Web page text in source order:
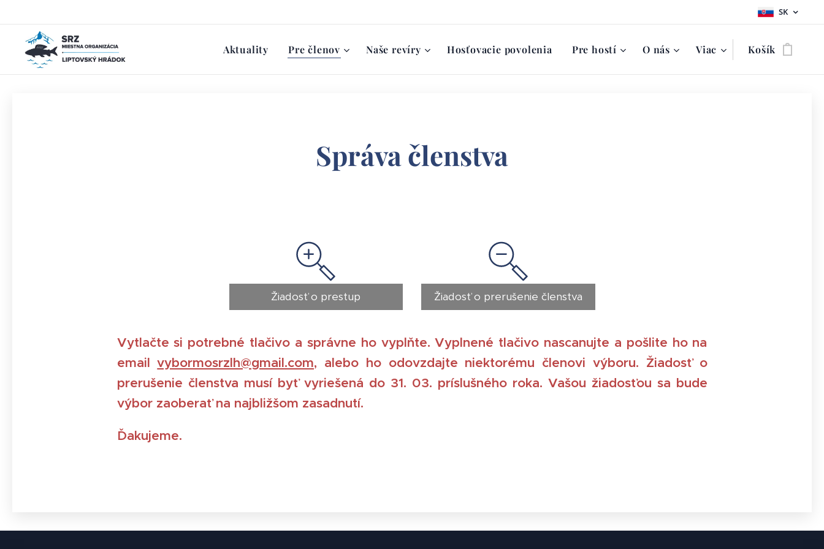
SK
Aktuality Pre členov Naše revíry Hosťovacie povolenia Pre hostí O nás Viac Košík
Správa členstva
Žiadosť o prestup Žiadosť o prerušenie členstva
Vytlačte si potrebné tlačivo a správne ho vyplňte. Vyplnené tlačivo nascanujte a pošlite ho na
emailvybormosrzlh@gmail.com, alebo ho odovzdajte niektorému členovi výboru. Žiadosť o
prerušenie členstva musí byť vyriešená do 31. 03. príslušného roka. Vašou žiadosťou sa bude
výbor zaoberať na najbližšom zasadnutí.
Ďakujeme.